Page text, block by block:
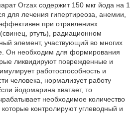
Orzax содержит 150 мкг йода на 1
для лечения гипертиреоза, анемии,
при отравлениях
ртуть), радиационном
элемент, участвующий во многих
Он необходим для формирования
ликвидируют поврежденные и
работоспособность и
человека, нормализует работу
йодомарина хватает, то
необходимое количество
контролируют углеводный и